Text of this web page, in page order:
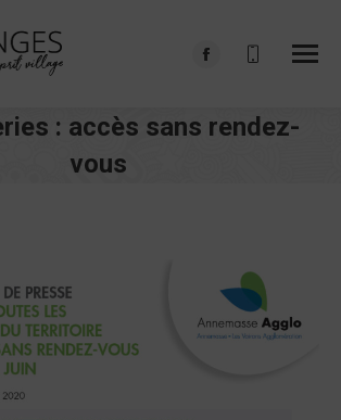
Facebook
opens
: accès sans rendez-
vous